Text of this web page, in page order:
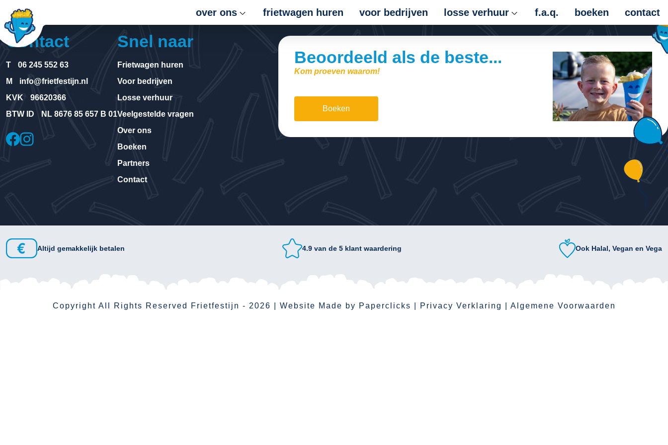
over ons frietwagen huren voor bedrijven losse verhuur f.a.q. boeken contact
Contact
T
06 245 552 63
M
info@frietfestijn.nl
KVK
96620366
BTW ID
NL 8676 85 657 B 01
Snel naar
Frietwagen huren
Voor bedrijven
Losse verhuur
Veelgestelde vragen
Over ons
Boeken
Partners
Contact
Beoordeeld als de beste...
Kom proeven waarom!
Boeken
Altijd gemakkelijk betalen 4.9 van de 5 klant waardering Ook Halal, Vegan en Vega
Copyright All Rights Reserved Frietfestijn - 2026 | Website Made by Paperclicks Privacy Verklaring Algemene Voorwaarden